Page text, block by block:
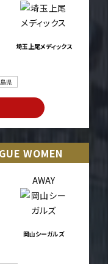
埼玉上尾メディックス
県
WOMEN
AWAY
岡山シーガルズ